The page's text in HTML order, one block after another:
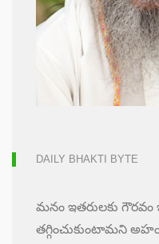
DAILY BHAKTI BYTE
మనం ఇతరులకు
తగ్గించుకుంటామని